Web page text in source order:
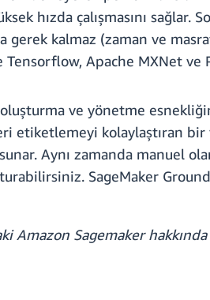
hızda çalışmasını sağlar.
kalmaz (zaman ve
Apache MXNet
ve yönetme
etiketlemeyi kolaylaştıran
Aynı zamanda manuel
SageMaker Ground
Amazon Sagemaker